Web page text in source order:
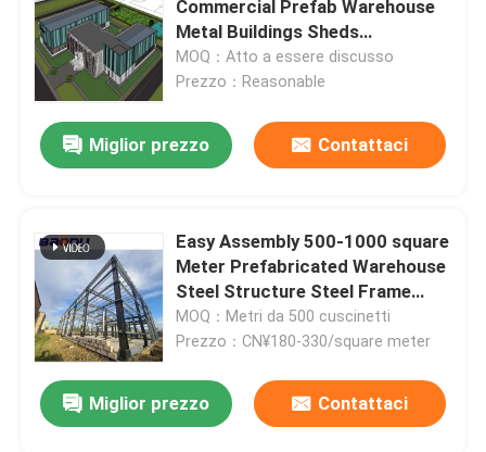
lamina di metallo perforata
Lamiera d'acciaio profilata
pannello a sandwich di alluminio
Pannello sandwich in EPS
Pannello a sandwich decorativo
Commercial Prefab Warehouse
Metal Buildings Sheds
Construction
MOQ：Atto a essere discusso
Prezzo：Reasonable
Miglior prezzo Contattaci
Easy Assembly 500-1000 square
Meter Prefabricated Warehouse
Steel Structure Steel Frame
Warehouse for Industrial
Storage
MOQ：Metri da 500 cuscinetti
Prezzo：CN¥180-330/square meter
Miglior prezzo Contattaci